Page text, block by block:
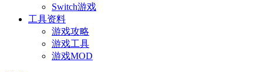
Switch游戏
工具资料
游戏攻略
游戏工具
游戏MOD